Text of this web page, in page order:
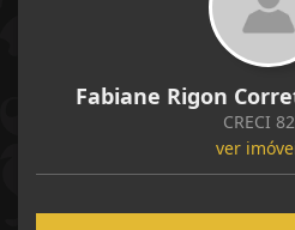
Fabiane Rigon
CRECI
ver